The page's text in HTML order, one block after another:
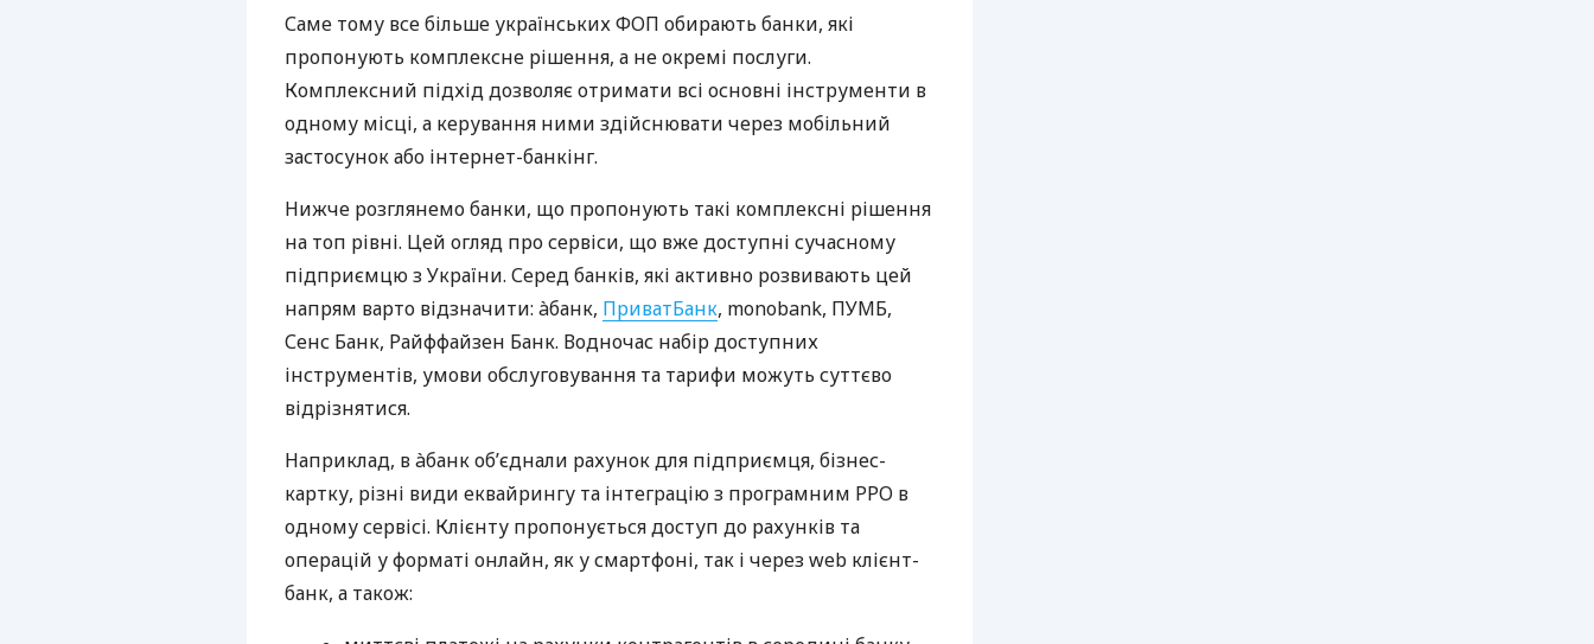
Саме тому все більше українських ФОП обирають банки, які
пропонують комплексне рішення, а не окремі послуги.
Комплексний підхід дозволяє отримати всі основні інструменти в
одному місці, а керування ними здійснювати через мобільний
застосунок або інтернет-банкінг.
Нижче розглянемо банки, що пропонують такі комплексні рішення
на топ рівні. Цей огляд про сервіси, що вже доступні сучасному
підприємцю з України. Серед банків, які активно розвивають цей
напрям варто відзначити: àбанк, ПриватБанк, monobank, ПУМБ,
Сенс Банк, Райффайзен Банк. Водночас набір доступних
інструментів, умови обслуговування та тарифи можуть суттєво
відрізнятися.
Наприклад, в àбанк об’єднали рахунок для підприємця, бізнес-
картку, різні види еквайрингу та інтеграцію з програмним РРО в
одному сервісі. Клієнту пропонується доступ до рахунків та
операцій у форматі онлайн, як у смартфоні, так і через web клієнт-
банк, а також: